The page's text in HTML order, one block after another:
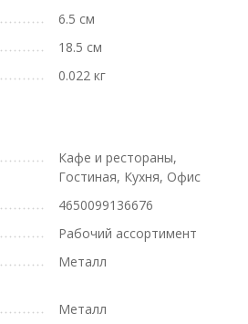
6.5 см
18.5 см
0.022 кг
Кафе и рестораны,
Гостиная, Кухня, Офис
4650099136676
Рабочий ассортимент
Металл
Металл